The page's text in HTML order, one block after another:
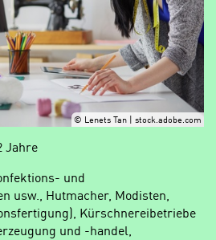
© Lenets Tan | stock.adobe.com
Jahre
und
usw., Hutmacher, Modisten,
Kürschnereibetriebe
und -handel,